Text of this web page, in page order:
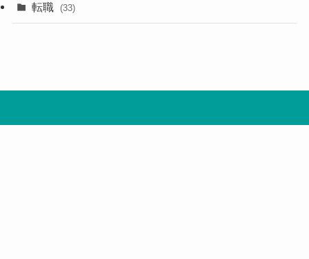
転職 (33)